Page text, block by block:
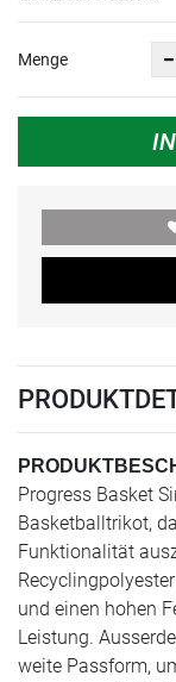
Menge
Progress Basket
Basketballtrikot,
Funktionalität
und einen hohen
Leistung.
weite Passform,